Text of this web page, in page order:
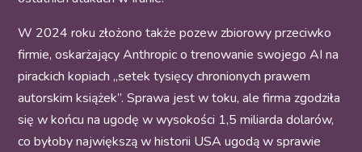
W 2024 roku złożono także pozew zbiorowy przeciwko
firmie, oskarżający Anthropic o trenowanie swojego AI na
pirackich kopiach „setek tysięcy chronionych prawem
autorskim książek”. Sprawa jest w toku, ale firma zgodziła
się w końcu na ugodę w wysokości 1,5 miliarda dolarów,
co byłoby największą w historii USA ugodą w sprawie